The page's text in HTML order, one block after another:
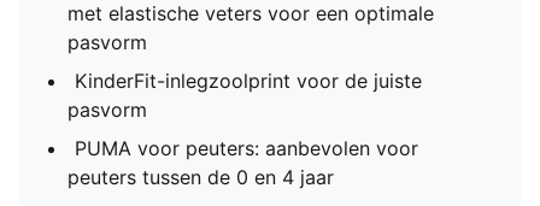
met elastische veters voor een optimale
pasvorm
KinderFit-inlegzoolprint voor de juiste
pasvorm
PUMA voor peuters: aanbevolen voor
peuters tussen de 0 en 4 jaar